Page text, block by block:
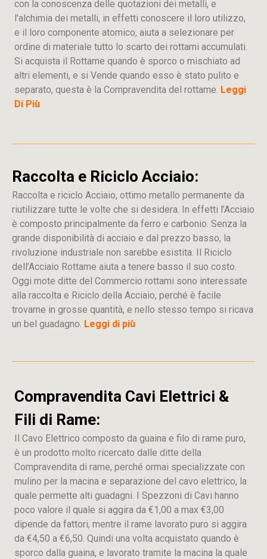
con la conoscenza delle quotazioni dei metalli, e
l’alchimia dei metalli, in effetti conoscere il loro utilizzo,
e il loro componente atomico, aiuta a selezionare per
ordine di materiale tutto lo scarto dei rottami accumulati.
Si acquista il Rottame quando è sporco o mischiato ad
altri elementi, e si Vende quando esso è stato pulito e
separato, questa è la Compravendita del rottame. Leggi
Di Più
Raccolta e Riciclo Acciaio:
Raccolta e riciclo Acciaio, ottimo metallo permanente da
riutilizzare tutte le volte che si desidera. In effetti l’Acciaio
è composto principalmente da ferro e carbonio. Senza la
grande disponibilità di acciaio e dal prezzo basso, la
rivoluzione industriale non sarebbe esistita. Il Riciclo
dell’Acciaio Rottame aiuta a tenere basso il suo costo.
Oggi mote ditte del Commercio rottami sono interessate
alla raccolta e Riciclo della Acciaio, perché è facile
trovarne in grosse quantità, e nello stesso tempo si ricava
un bel guadagno. Leggi di più
Compravendita Cavi Elettrici &
Fili di Rame:
Il Cavo Elettrico composto da guaina e filo di rame puro,
è un prodotto molto ricercato dalle ditte della
Compravendita di rame, perché ormai specializzate con
mulino per la macina e separazione del cavo elettrico, la
quale permette alti guadagni. I Spezzoni di Cavi hanno
poco valore il quale si aggira da €1,00 a max €3,00
dipende da fattori, mentre il rame lavorato puro si aggira
da €4,50 a €6,50. Quindi una volta acquistato quando è
sporco dalla guaina, e lavorato tramite la macina la quale